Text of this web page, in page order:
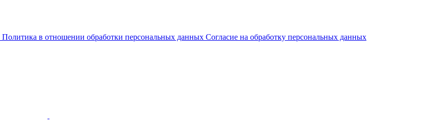
Политика в отношении обработки персональных данных Согласие на обработку персональных данных